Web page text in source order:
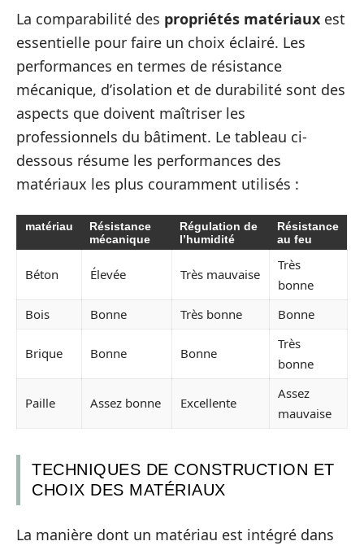
La comparabilité des propriétés matériaux est
essentielle pour faire un choix éclairé. Les
performances en termes de résistance
mécanique, d’isolation et de durabilité sont des
aspects que doivent maîtriser les
professionnels du bâtiment. Le tableau ci-
dessous résume les performances des
matériaux les plus couramment utilisés :
matériau
Résistance
mécanique
Régulation de
l’humidité
Résistance
au feu
Béton Élevée Très mauvaise
Très
bonne
Bois
Bonne Très bonne Bonne
Brique Bonne Bonne
Très
bonne
Paille Assez bonne Excellente
Assez
mauvaise
TECHNIQUES DE CONSTRUCTION ET
CHOIX DES MATÉRIAUX
La manière dont un matériau est intégré dans